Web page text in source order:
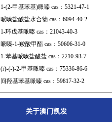
1-(2-甲基苯基)哌嗪 cas：5321-47-1
哌嗪盐酸盐水合物 cas：6094-40-2
1-环戊基哌嗪 cas：21043-40-3
哌嗪-1-羧酸甲酯 cas：50606-31-0
1-苯基哌嗪盐酸盐 cas：2210-93-7
(r)-(-)-2-甲基哌嗪 cas：75336-86-6
间羟基苯基哌嗪 cas：59817-32-2
关于澳门凯发